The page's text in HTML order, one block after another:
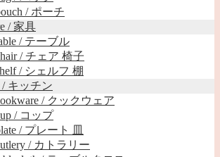
/ ポーチ
/ 家具
/ テーブル
/ チェア 椅子
/ シェルフ 棚
/ キッチン
/ クックウェア
/ コップ
/ プレート 皿
/ カトラリー